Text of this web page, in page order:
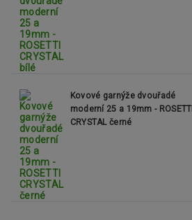
Kovové garnýže dvouřadé
moderní 25 a 19mm - ROSETTI
CRYSTAL černé